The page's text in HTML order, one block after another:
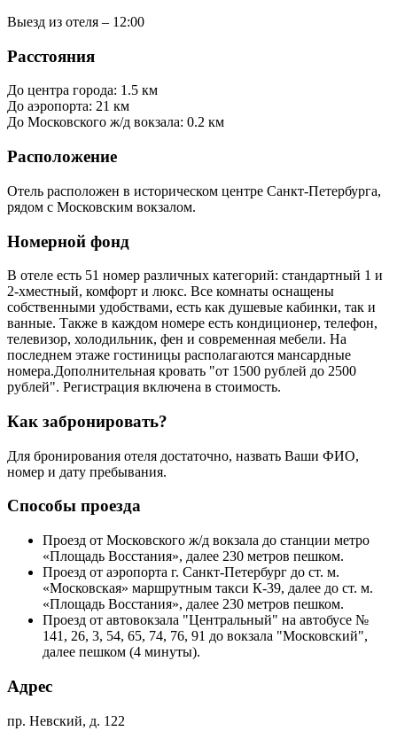
Выезд из отеля – 12:00
Расстояния
До центра города: 1.5 км
До аэропорта: 21 км
До Московского ж/д вокзала: 0.2 км
Расположение
Отель расположен в историческом центре Санкт-Петербурга,
рядом с Московским вокзалом.
Номерной фонд
В отеле есть 51 номер различных категорий: стандартный 1 и
2-хместный, комфорт и люкс. Все комнаты оснащены
собственными удобствами, есть как душевые кабинки, так и
ванные. Также в каждом номере есть кондиционер, телефон,
телевизор, холодильник, фен и современная мебели. На
последнем этаже гостиницы располагаются мансардные
номера.Дополнительная кровать "от 1500 рублей до 2500
рублей". Регистрация включена в стоимость.
Как забронировать?
Для бронирования отеля достаточно, назвать Ваши ФИО,
номер и дату пребывания.
Способы проезда
Проезд от Московского ж/д вокзала до станции метро
«Площадь Восстания», далее 230 метров пешком.
Проезд от аэропорта г. Санкт-Петербург до ст. м.
«Московская» маршрутным такси К-39, далее до ст. м.
«Площадь Восстания», далее 230 метров пешком.
Проезд от автовокзала "Центральный" на автобусе №
141, 26, 3, 54, 65, 74, 76, 91 до вокзала "Московский",
далее пешком (4 минуты).
Адрес
пр. Невский, д. 122